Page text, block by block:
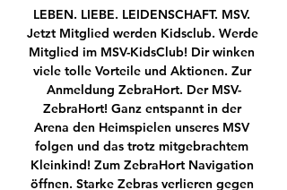
LEBEN. LIEBE. LEIDENSCHAFT. MSV.
Jetzt Mitglied werden Kidsclub. Werde
Mitglied im MSV-KidsClub! Dir winken
viele tolle Vorteile und Aktionen. Zur
Anmeldung ZebraHort. Der MSV-
ZebraHort! Ganz entspannt in der
Arena den Heimspielen unseres MSV
folgen und das trotz mitgebrachtem
Kleinkind! Zum ZebraHort Navigation
öffnen. Starke Zebras verlieren gegen